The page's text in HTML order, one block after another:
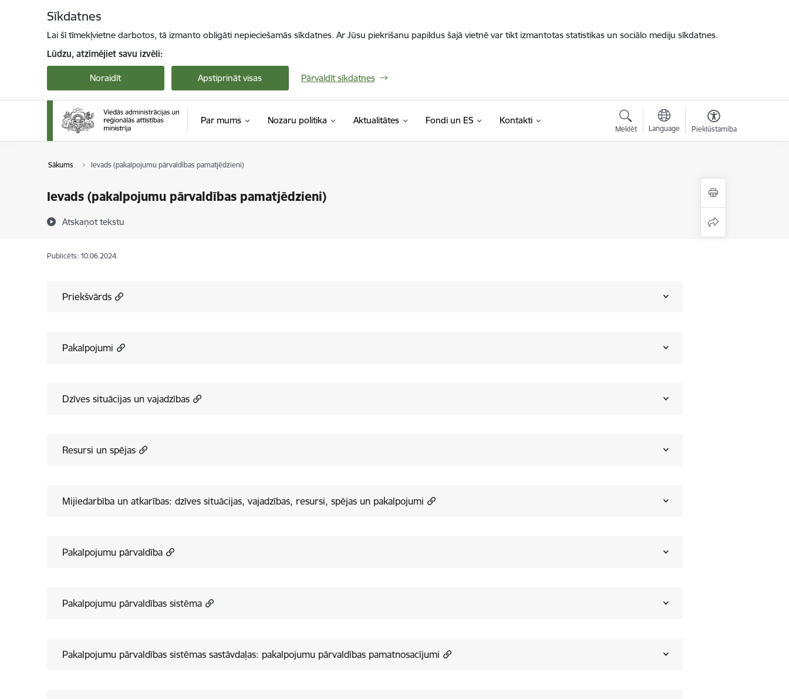
Sīkdatnes
Lai šī tīmekļvietne darbotos, tā izmanto obligāti nepieciešamās sīkdatnes. Ar Jūsu piekrišanu papildus šajā vietnē var tikt izmantotas statistikas un sociālo mediju sīkdatnes.
Lūdzu, atzīmējiet savu izvēli:
Noraidīt Apstiprināt visas Pārvaldīt sīkdatnes
Par mums Nozaru politika Aktualitātes Fondi un ES Kontakti
Meklēt Language Piekļūstamība
Sākums Ievads (pakalpojumu pārvaldības pamatjēdzieni)
Ievads (pakalpojumu pārvaldības pamatjēdzieni)
Atskaņot tekstu
Publicēts: 10.06.2024.
Priekšvārds
Pakalpojumi
Dzīves situācijas un vajadzības
Resursi un spējas
Mijiedarbība un atkarības: dzīves situācijas, vajadzības, resursi, spējas un pakalpojumi
Pakalpojumu pārvaldība
Pakalpojumu pārvaldības sistēma
Pakalpojumu pārvaldības sistēmas sastāvdaļas: pakalpojumu pārvaldības pamatnosacījumi